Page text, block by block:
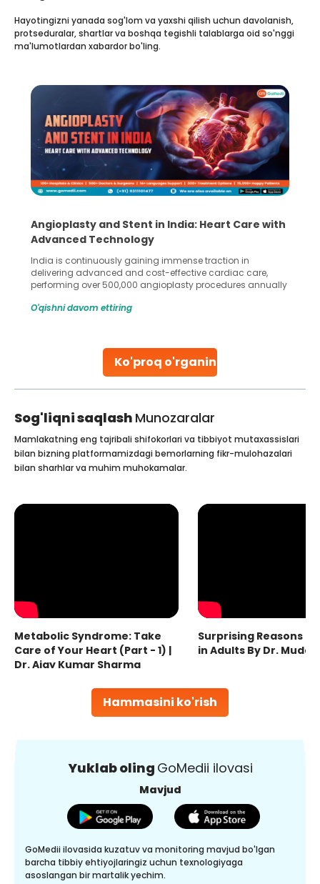
Ko'proq o'rganing
Hayotingizni yanada sog'lom va yaxshi qilish uchun davolanish,
protseduralar, shartlar va boshqa tegishli talablarga oid so'nggi
ma'lumotlardan xabardor bo'ling.
Angioplasty and Stent in India: Heart Care with
Advanced Technology
India is continuously gaining immense traction in
delivering advanced and cost-effective cardiac care,
performing over 500,000 angioplasty procedures annually
globe are searching for treatments like angioplasty and
Studies, such as one published
O'qishni davom ettiring
Sog'liqni saqlash Munozaralar
Hammasini ko'rish
Mamlakatning eng tajribali shifokorlari va tibbiyot mutaxassislari
bilan bizning platformamizdagi bemorlarning fikr-mulohazalari
bilan sharhlar va muhim muhokamalar.
Metabolic Syndrome: Take
Care of Your Heart (Part - 1) |
Dr. Ajay Kumar Sharma
Surprising Reasons
in Adults By Dr.
Yuklab oling GoMedii ilovasi
Mavjud
GoMedii ilovasida kuzatuv va monitoring mavjud bo'lgan
barcha tibbiy ehtiyojlaringiz uchun texnologiyaga
asoslangan bir martalik yechim.